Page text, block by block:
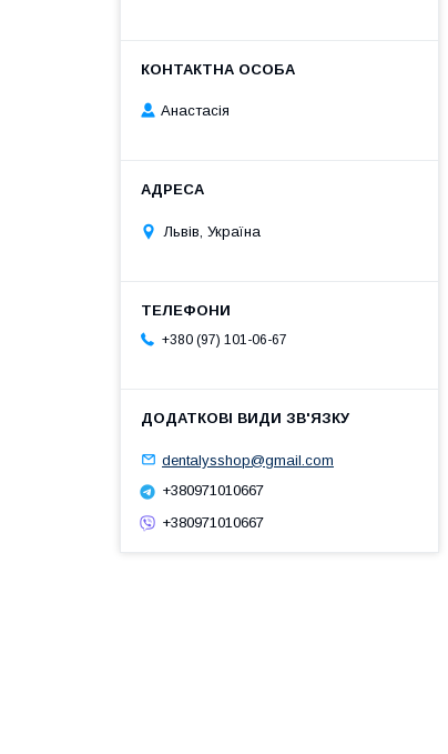
Анастасія
Львів, Україна
+380 (97) 101-06-67
dentalysshop@gmail.com
+380971010667
+380971010667